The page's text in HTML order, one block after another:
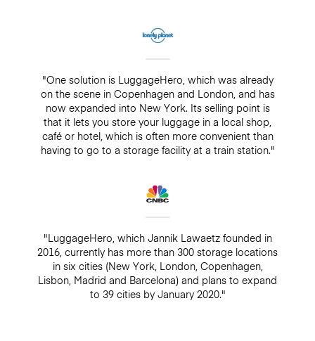
"One solution is LuggageHero, which was already
on the scene in Copenhagen and London, and has
now expanded into New York. Its selling point is
that it lets you store your luggage in a local shop,
café or hotel, which is often more convenient than
having to go to a storage facility at a train station."
"LuggageHero, which Jannik Lawaetz founded in
2016, currently has more than 300 storage locations
in six cities (New York, London, Copenhagen,
Lisbon, Madrid and Barcelona) and plans to expand
to 39 cities by January 2020."